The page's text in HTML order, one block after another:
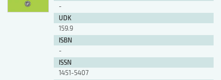
-
UDK
159.9
ISBN
-
ISSN
1451-5407